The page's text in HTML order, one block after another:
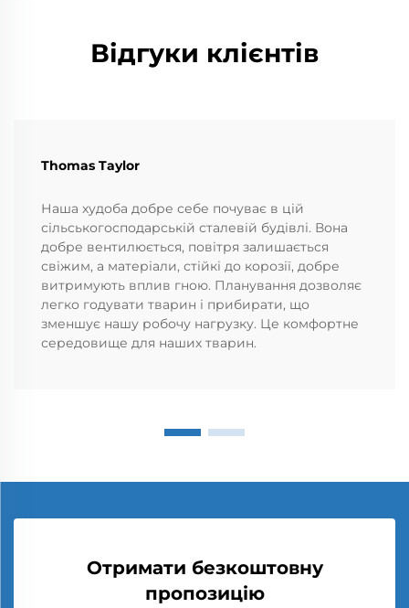
Відгуки клієнтів
Thomas Taylor
Наша худоба добре себе почуває в цій
сільськогосподарській сталевій будівлі. Вона
добре вентилюється, повітря залишається
свіжим, а матеріали, стійкі до корозії, добре
витримують вплив гною. Планування дозволяє
легко годувати тварин і прибирати, що
зменшує нашу робочу нагрузку. Це комфортне
середовище для наших тварин.
Отримати безкоштовну
пропозицію